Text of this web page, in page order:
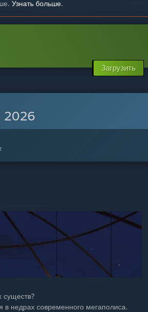
Узнать больше.
Загрузить
2026
существ?
недрах современного мегаполиса.